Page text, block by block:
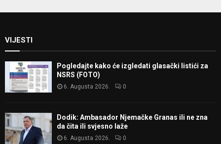
VIJESTI
Pogledajte kako će izgledati glasački listići za
NSRS (FOTO)
6. Augusta 2026. 0
Dodik: Ambasador Njemačke Granas ili ne zna
da čita ili svjesno laže
6. Augusta 2026. 0